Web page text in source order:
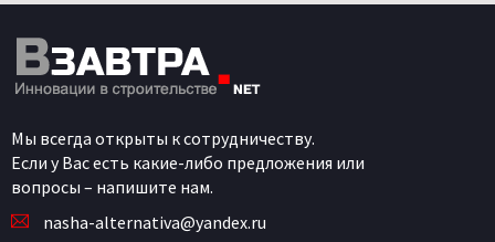
Мы всегда открыты к сотрудничеству.
Если у Вас есть какие-либо предложения или
вопросы – напишите нам.
nasha-alternativa@yandex.ru